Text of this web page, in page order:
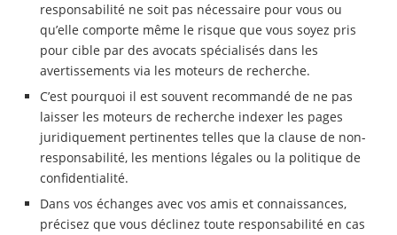
responsabilité ne soit pas nécessaire pour vous ou
qu’elle comporte même le risque que vous soyez pris
pour cible par des avocats spécialisés dans les
avertissements via les moteurs de recherche.
C’est pourquoi il est souvent recommandé de ne pas
laisser les moteurs de recherche indexer les pages
juridiquement pertinentes telles que la clause de non-
responsabilité, les mentions légales ou la politique de
confidentialité.
Dans vos échanges avec vos amis et connaissances,
précisez que vous déclinez toute responsabilité en cas